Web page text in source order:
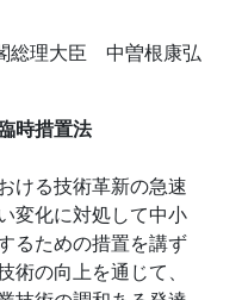
総理大臣 中曽根康弘
時措置法
ける技術革新の急速
変化に対処して中小
るための措置を講ず
の向上を通じて、